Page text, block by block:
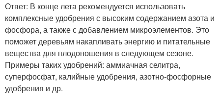
Ответ: В конце лета рекомендуется использовать
комплексные удобрения с высоким содержанием азота и
фосфора, а также с добавлением микроэлементов. Это
поможет деревьям накапливать энергию и питательные
вещества для плодоношения в следующем сезоне.
Примеры таких удобрений: аммиачная селитра,
суперфосфат, калийные удобрения, азотно-фосфорные
удобрения и др.